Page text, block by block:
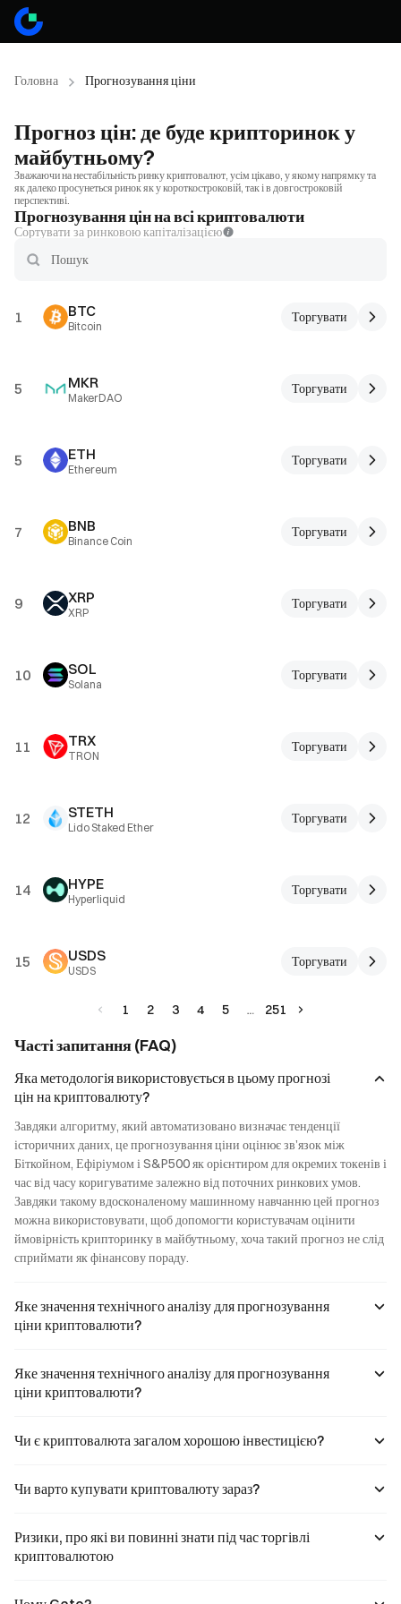
Головна Прогнозування ціни
Прогноз цін: де буде крипторинок у
майбутньому?
Зважаючи на нестабільність ринку криптовалют, усім цікаво, у якому напрямку та
як далеко просунеться ринок як у короткостроковій, так і в довгостроковій
перспективі.
Прогнозування цін на всі криптовалюти
Сортувати за ринковою капіталізацією
1 BTC
Bitcoin
Торгувати
5 MKR
MakerDAO
Торгувати
5 ETH
Ethereum
Торгувати
7 BNB
Binance Coin
Торгувати
9 XRP
XRP
Торгувати
10 SOL
Solana
Торгувати
11 TRX
TRON
Торгувати
12 STETH
Lido Staked Ether
Торгувати
14 HYPE
Hyperliquid
Торгувати
15 USDS
USDS
Торгувати
1 2 3 4 5 251
Часті запитання (FAQ)
Яка методологія використовується в цьому прогнозі
цін на криптовалюту?
Завдяки алгоритму, який автоматизовано визначає тенденції
історичних даних, це прогнозування ціни оцінює зв’язок між
Біткойном, Ефіріумом і S&P500 як орієнтиром для окремих токенів і
час від часу коригуватиме залежно від поточних ринкових умов.
Завдяки такому вдосконаленому машинному навчанню цей прогноз
можна використовувати, щоб допомогти користувачам оцінити
ймовірність крипторинку в майбутньому, хоча такий прогноз не слід
сприймати як фінансову пораду.
Яке значення технічного аналізу для прогнозування
ціни криптовалюти?
Яке значення технічного аналізу для прогнозування
ціни криптовалюти?
Чи є криптовалюта загалом хорошою інвестицією?
Чи варто купувати криптовалюту зараз?
Ризики, про які ви повинні знати під час торгівлі
криптовалютою